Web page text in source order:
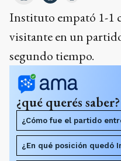
Instituto empató 1-1
visitante en un
segundo tiempo.
¿qué querés saber?
¿Cómo fue el partido
¿En qué posición quedó